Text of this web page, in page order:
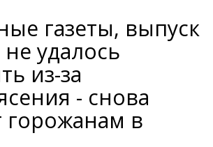
газеты, выпуск
удалось
из-за
- снова
горожанам в